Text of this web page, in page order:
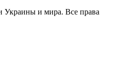
Украины и мира. Все права